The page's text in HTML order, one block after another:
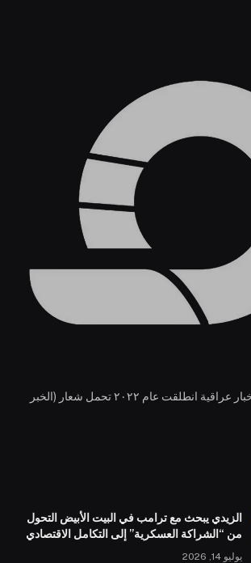
القرار بوست وكالة اخبار عراقية انطلقت عام ٢٠٢٢ تحمل شعار (الخبر
الزيدي يبحث مع ترامب في البيت الأبيض التحول
من “الشراكة العسكرية” إلى التكامل الاقتصادي
يوليو 14, 2026